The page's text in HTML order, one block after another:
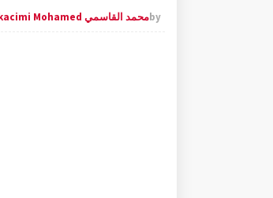
byمحمد القاسمي Al kacimi Mohamed